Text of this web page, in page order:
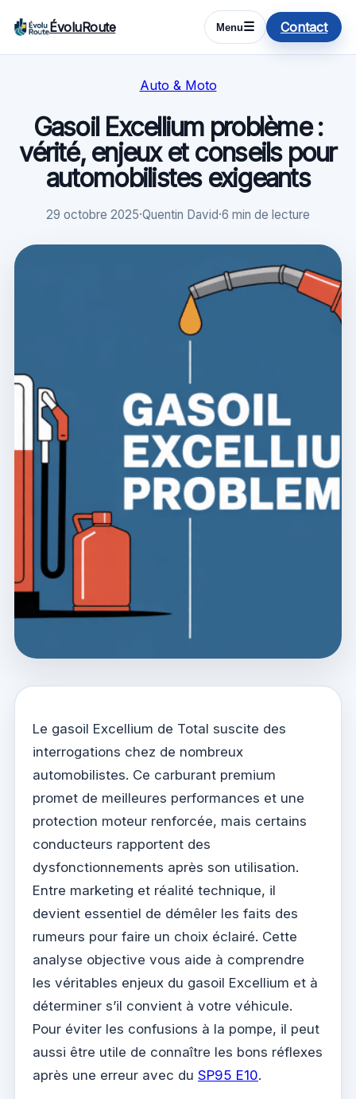
ÉvoluRoute Menu☰ Contact
Auto & Moto
Gasoil Excellium problème :
vérité, enjeux et conseils pour
automobilistes exigeants
29 octobre 2025·Quentin David·6 min de lecture
Le gasoil Excellium de Total suscite des
interrogations chez de nombreux
automobilistes. Ce carburant premium
promet de meilleures performances et une
protection moteur renforcée, mais certains
conducteurs rapportent des
dysfonctionnements après son utilisation.
Entre marketing et réalité technique, il
devient essentiel de démêler les faits des
rumeurs pour faire un choix éclairé. Cette
analyse objective vous aide à comprendre
les véritables enjeux du gasoil Excellium et à
déterminer s’il convient à votre véhicule.
Pour éviter les confusions à la pompe, il peut
aussi être utile de connaître les bons réflexes
après une erreur avec du SP95 E10.